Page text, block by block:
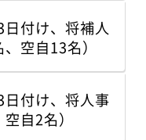
付け、将補人
空自13名）
付け、将人事
自2名）